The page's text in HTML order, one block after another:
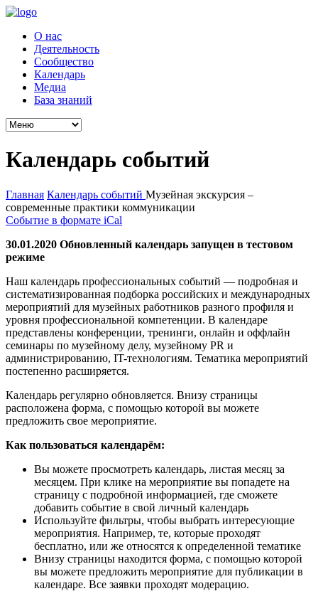
О нас
Деятельность
Сообщество
Календарь
Медиа
База знаний
Календарь событий
Главная Календарь событий Музейная экскурсия –
современные практики коммуникации
Событие в формате iCal
30.01.2020 Обновленный календарь запущен в тестовом
режиме
Наш календарь профессиональных событий — подробная и
систематизированная подборка российских и международных
мероприятий для музейных работников разного профиля и
уровня профессиональной компетенции. В календаре
представлены конференции, тренинги, онлайн и оффлайн
семинары по музейному делу, музейному PR и
администрированию, IT-технологиям. Тематика мероприятий
постепенно расширяется.
Календарь регулярно обновляется. Внизу страницы
расположена форма, с помощью которой вы можете
предложить свое мероприятие.
Как пользоваться календарём:
Вы можете просмотреть календарь, листая месяц за
месяцем. При клике на мероприятие вы попадете на
страницу с подробной информацией, где сможете
добавить событие в свой личный календарь
Используйте фильтры, чтобы выбрать интересующие
мероприятия. Например, те, которые проходят
бесплатно, или же относятся к определенной тематике
Внизу страницы находится форма, с помощью которой
вы можете предложить мероприятие для публикации в
календаре. Все заявки проходят модерацию.